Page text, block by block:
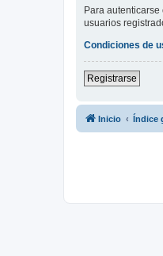
Para
usuarios
Condiciones de
Registrarse
Inicio Índice